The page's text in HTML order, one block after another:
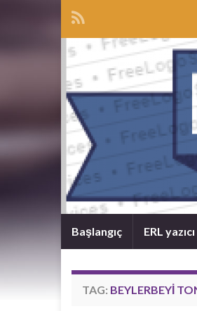
Başlangıç ERL
TAG: BEYLERBEYI